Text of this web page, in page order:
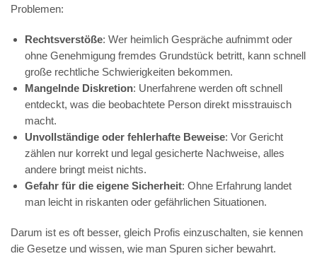
Problemen:
Rechtsverstöße: Wer heimlich Gespräche aufnimmt oder
ohne Genehmigung fremdes Grundstück betritt, kann schnell
große rechtliche Schwierigkeiten bekommen.
Mangelnde Diskretion: Unerfahrene werden oft schnell
entdeckt, was die beobachtete Person direkt misstrauisch
macht.
Unvollständige oder fehlerhafte Beweise: Vor Gericht
zählen nur korrekt und legal gesicherte Nachweise, alles
andere bringt meist nichts.
Gefahr für die eigene Sicherheit: Ohne Erfahrung landet
man leicht in riskanten oder gefährlichen Situationen.
Darum ist es oft besser, gleich Profis einzuschalten, sie kennen
die Gesetze und wissen, wie man Spuren sicher bewahrt.